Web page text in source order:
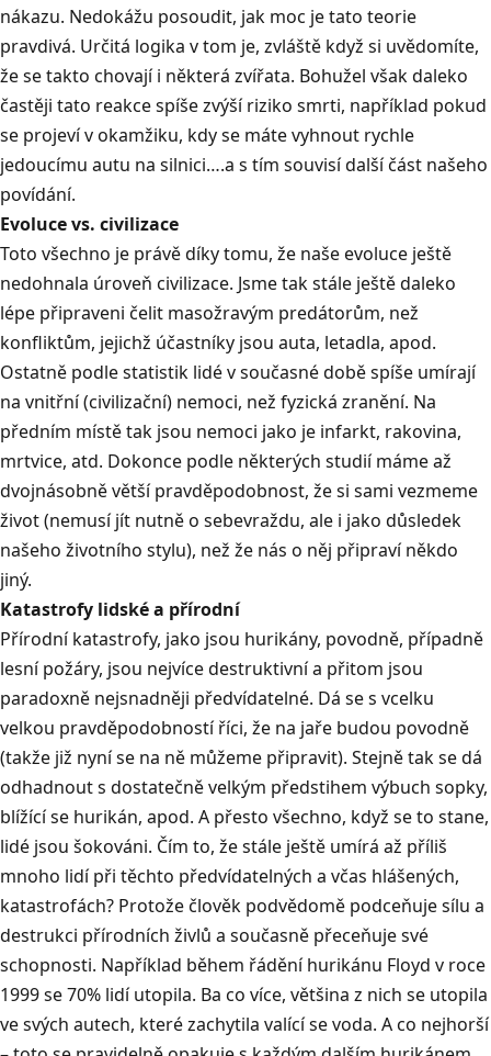
nákazu. Nedokážu posoudit, jak moc je tato teorie
pravdivá. Určitá logika v tom je, zvláště když si uvědomíte,
že se takto chovají i některá zvířata. Bohužel však daleko
častěji tato reakce spíše zvýší riziko smrti, například pokud
se projeví v okamžiku, kdy se máte vyhnout rychle
jedoucímu autu na silnici….a s tím souvisí další část našeho
povídání.
Evoluce vs. civilizace
Toto všechno je právě díky tomu, že naše evoluce ještě
nedohnala úroveň civilizace. Jsme tak stále ještě daleko
lépe připraveni čelit masožravým predátorům, než
konfliktům, jejichž účastníky jsou auta, letadla, apod.
Ostatně podle statistik lidé v současné době spíše umírají
na vnitřní (civilizační) nemoci, než fyzická zranění. Na
předním místě tak jsou nemoci jako je infarkt, rakovina,
mrtvice, atd. Dokonce podle některých studií máme až
dvojnásobně větší pravděpodobnost, že si sami vezmeme
život (nemusí jít nutně o sebevraždu, ale i jako důsledek
našeho životního stylu), než že nás o něj připraví někdo
jiný.
Katastrofy lidské a přírodní
Přírodní katastrofy, jako jsou hurikány, povodně, případně
lesní požáry, jsou nejvíce destruktivní a přitom jsou
paradoxně nejsnadněji předvídatelné. Dá se s vcelku
velkou pravděpodobností říci, že na jaře budou povodně
(takže již nyní se na ně můžeme připravit). Stejně tak se dá
odhadnout s dostatečně velkým předstihem výbuch sopky,
blížící se hurikán, apod. A přesto všechno, když se to stane,
lidé jsou šokováni. Čím to, že stále ještě umírá až příliš
mnoho lidí při těchto předvídatelných a včas hlášených,
katastrofách? Protože člověk podvědomě podceňuje sílu a
destrukci přírodních živlů a současně přeceňuje své
schopnosti. Například během řádění hurikánu Floyd v roce
1999 se 70% lidí utopila. Ba co více, většina z nich se utopila
ve svých autech, které zachytila valící se voda. A co nejhorší